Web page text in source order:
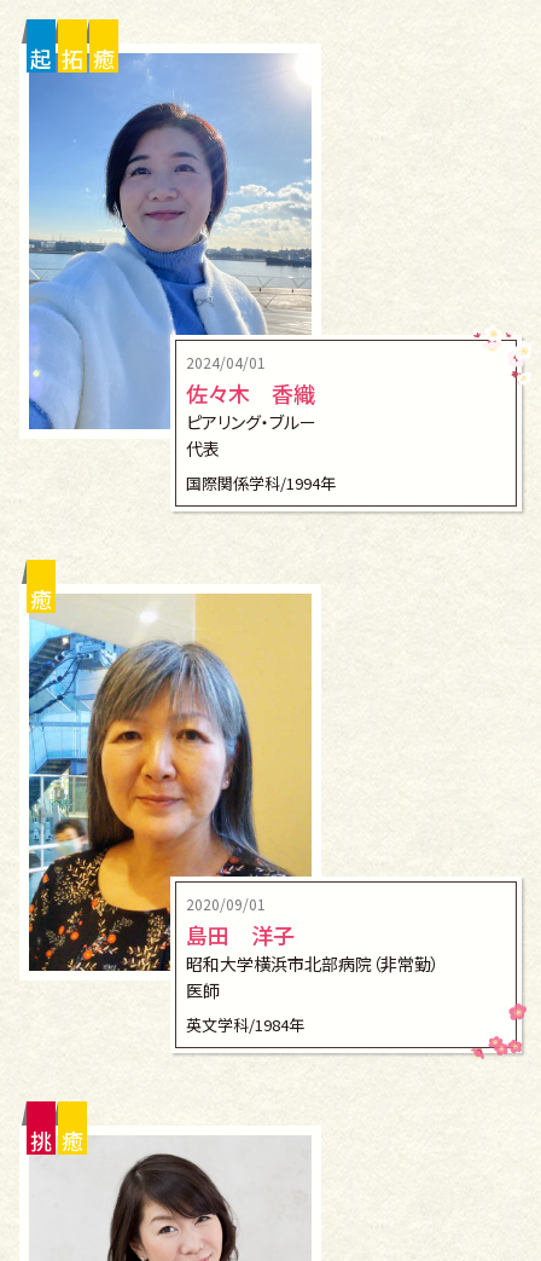
起 拓 癒
2024/04/01
佐々木 香織
ピアリング・ブルー
代表
国際関係学科/1994年
癒
2020/09/01
島田 洋子
昭和大学横浜市北部病院（非常勤）
医師
英文学科/1984年
挑 癒